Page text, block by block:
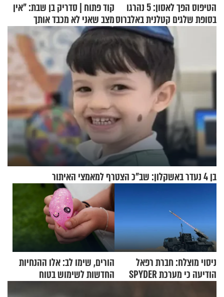
הטיפוס הפך לאסון: 5 נהרגו
בסופת שלגים קטלנית באלברוס
קוד פתוח | סדריק בן שבת: "אין
מצב שאני לא מכבד אותך
בבוקר בהנחת תפילין"
בן 4 נעדר באשקלון: שב"כ הצטרף למאמצי האיתור
ניסוי מוצלח: חברת רפאל
הודיעה כי מערכת SPYDER
הורים, שימו לב: אלו ההנחיות
החדשות לשימוש בטוח